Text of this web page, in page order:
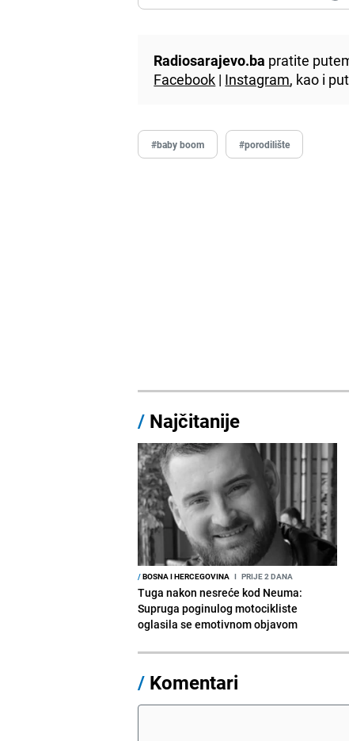
Radiosarajevo.ba pratite
Facebook | Instagram, kao i
#baby boom #porodilište
/ Najčitanije
/BOSNA I HERCEGOVINA I PRIJE 2 DANA
Tuga nakon nesreće kod Neuma:
Supruga poginulog motocikliste
oglasila se emotivnom objavom
/ Komentari